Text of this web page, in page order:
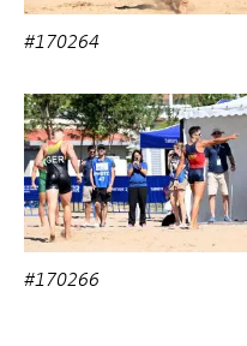
#170264
#170266